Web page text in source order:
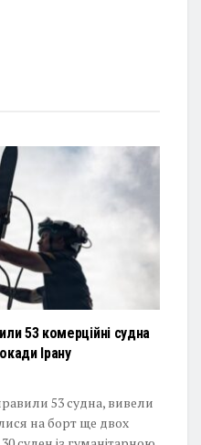
53 комерційні судна
Ірану
53 судна, вивели
на борт ще двох